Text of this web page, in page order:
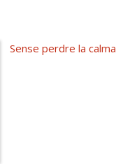
Sense perdre la calma